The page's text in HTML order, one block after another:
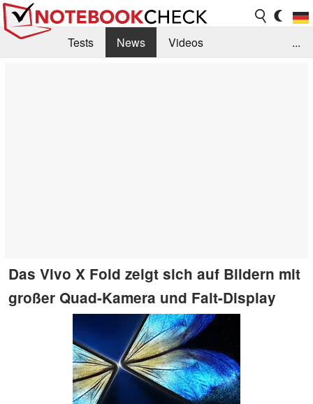
Tests News
Videos
...
Das Vivo X Fold zeigt sich auf Bildern mit
großer Quad-Kamera und Falt-Display